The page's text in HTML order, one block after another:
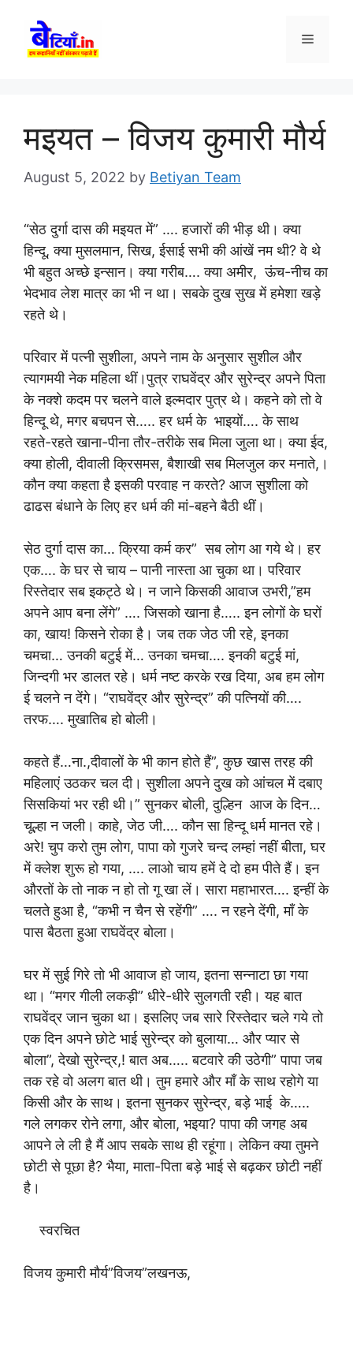
content
Menu
मइयत – विजय कुमारी मौर्य
August 5, 2022 by Betiyan Team
“सेठ दुर्गा दास की मइयत में” …. हजारों की भीड़ थी। क्या
हिन्दू, क्या मुसलमान, सिख, ईसाई सभी की आंखें नम थी? वे थे
भी बहुत अच्छे इन्सान। क्या गरीब…. क्या अमीर, ऊंच-नीच का
भेदभाव लेश मात्र का भी न था। सबके दुख सुख में हमेशा खड़े
रहते थे।
परिवार में पत्नी सुशीला, अपने नाम के अनुसार सुशील और
त्यागमयी नेक महिला थीं।पुत्र राघवेंद्र और सुरेन्द्र अपने पिता
के नक्शे कदम पर चलने वाले इल्मदार पुत्र थे। कहने को तो वे
हिन्दू थे, मगर बचपन से….. हर धर्म के भाइयों…. के साथ
रहते-रहते खाना-पीना तौर-तरीके सब मिला जुला था। क्या ईद,
क्या होली, दीवाली क्रिसमस, बैशाखी सब मिलजुल कर मनाते,।
कौन क्या कहता है इसकी परवाह न करते? आज सुशीला को
ढाढस बंधाने के लिए हर धर्म की मां-बहने बैठी थीं।
सेठ दुर्गा दास का… क्रिया कर्म कर” सब लोग आ गये थे। हर
एक…. के घर से चाय – पानी नास्ता आ चुका था। परिवार
रिस्तेदार सब इकट्ठे थे। न जाने किसकी आवाज उभरी,”हम
अपने आप बना लेंगे” …. जिसको खाना है….. इन लोगों के घरों
का, खाय! किसने रोका है। जब तक जेठ जी रहे, इनका
चमचा… उनकी बटुई में… उनका चमचा…. इनकी बटुई मां,
जिन्दगी भर डालत रहे। धर्म नष्ट करके रख दिया, अब हम लोग
ई चलने न देंगे। “राघवेंद्र और सुरेन्द्र” की पत्नियों की….
तरफ…. मुखातिब हो बोली।
कहते हैं…ना.,दीवालों के भी कान होते हैं”, कुछ खास तरह की
महिलाएं उठकर चल दी। सुशीला अपने दुख को आंचल में दबाए
सिसकियां भर रही थी।” सुनकर बोली, दुल्हिन आज के दिन…
चूल्हा न जली। काहे, जेठ जी…. कौन सा हिन्दू धर्म मानत रहे।
अरे! चुप करो तुम लोग, पापा को गुजरे चन्द लम्हां नहीं बीता, घर
में क्लेश शुरू हो गया, …. लाओ चाय हमें दे दो हम पीते हैं। इन
औरतों के तो नाक न हो तो गू खा लें। सारा महाभारत…. इन्हीं के
चलते हुआ है, “कभी न चैन से रहेंगी” …. न रहने देंगी, माँ के
पास बैठता हुआ राघवेंद्र बोला।
घर में सुई गिरे तो भी आवाज हो जाय, इतना सन्नाटा छा गया
था। “मगर गीली लकड़ी” धीरे-धीरे सुलगती रही। यह बात
राघवेंद्र जान चुका था। इसलिए जब सारे रिस्तेदार चले गये तो
एक दिन अपने छोटे भाई सुरेन्द्र को बुलाया… और प्यार से
बोला”, देखो सुरेन्द्र,! बात अब….. बटवारे की उठेगी” पापा जब
तक रहे वो अलग बात थी। तुम हमारे और माँ के साथ रहोगे या
किसी और के साथ। इतना सुनकर सुरेन्द्र, बड़े भाई के…..
गले लगकर रोने लगा, और बोला, भइया? पापा की जगह अब
आपने ले ली है मैं आप सबके साथ ही रहूंगा। लेकिन क्या तुमने
छोटी से पूछा है? भैया, माता-पिता बड़े भाई से बढ़कर छोटी नहीं
है।
स्वरचित
विजय कुमारी मौर्य”विजय”लखनऊ,